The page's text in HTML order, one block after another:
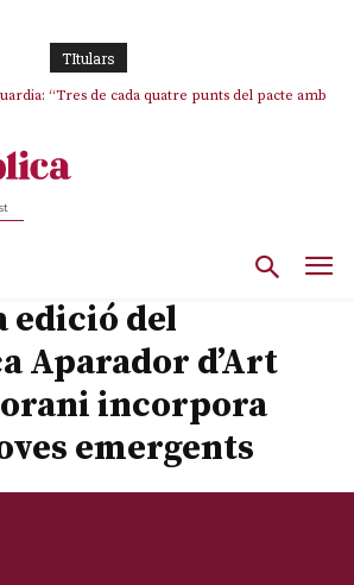
TItulars
“Tres de cada quatre punts del pacte amb
català frena la caiguda de l’Estat a
edició del
Aparador d’Art
incorpora
emergents